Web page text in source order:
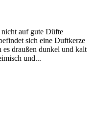
auf gute Düfte
sich eine Duftkerze
es draußen dunkel und kalt
und...